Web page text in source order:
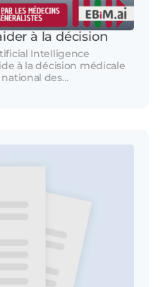
à la décision
Intelligence
à la décision médicale
des…